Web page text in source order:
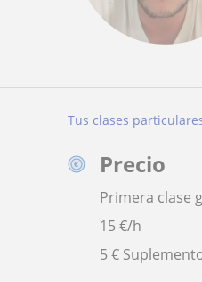
Tus clases
Precio
Primera clase
15€/h
5 €